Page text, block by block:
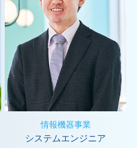
情報機器事業
システムエンジニア